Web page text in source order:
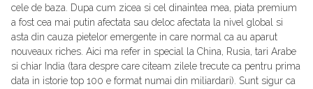
cele de baza. Dupa cum zicea si cel dinaintea mea, piata premium
a fost cea mai putin afectata sau deloc afectata la nivel global si
asta din cauza pietelor emergente in care normal ca au aparut
nouveaux riches. Aici ma refer in special la China, Rusia, tari Arabe
si chiar India (tara despre care citeam zilele trecute ca pentru prima
data in istorie top 100 e format numai din miliardari). Sunt sigur ca